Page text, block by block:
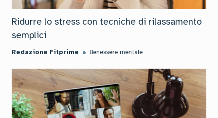
Ridurre lo stress con tecniche di rilassamento
semplici
Redazione Fitprime Benessere mentale